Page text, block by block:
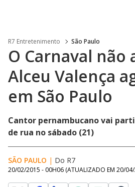
R7 Entretenimento São Paulo
O Carnaval não
Alceu Valença
em São Paulo
Cantor pernambucano vai
de rua no sábado (21)
SÃO PAULO | Do R7
20/02/2015 - 00H06 (ATUALIZADO EM 20/